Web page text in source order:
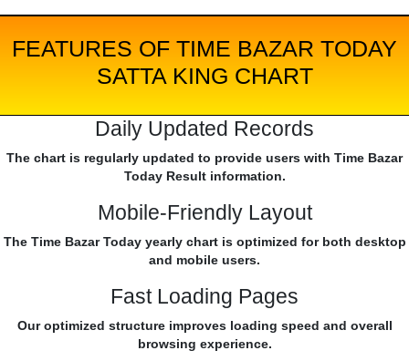
FEATURES OF TIME BAZAR TODAY
SATTA KING CHART
Daily Updated Records
The chart is regularly updated to provide users with Time Bazar
Today Result information.
Mobile-Friendly Layout
The Time Bazar Today yearly chart is optimized for both desktop
and mobile users.
Fast Loading Pages
Our optimized structure improves loading speed and overall
browsing experience.